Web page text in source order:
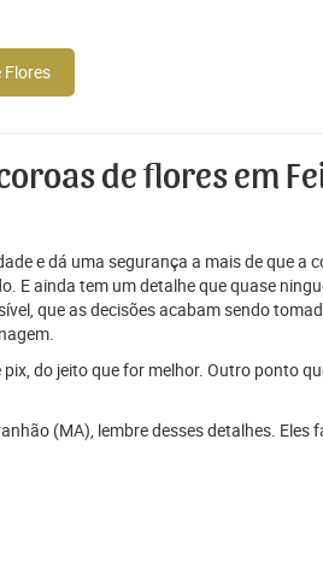
Flores
de flores em
e dá uma segurança a mais de que a
E ainda tem um detalhe que quase
que as decisões acabam sendo
do jeito que for melhor. Outro ponto
(MA), lembre desses detalhes. Eles